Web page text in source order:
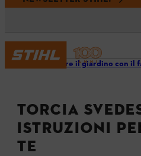
Decorare il giardino con il
TORCIA
ISTRUZIONI
TE